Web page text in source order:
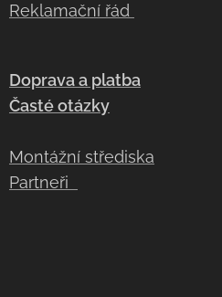
Reklamační řád
Doprava a platba
Časté otázky
Montážní střediska
Partneři